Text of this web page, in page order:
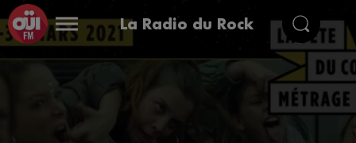
La Radio du Rock